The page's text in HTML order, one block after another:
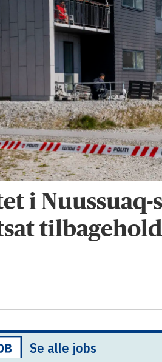
i Nuussuaq-
Se alle jobs